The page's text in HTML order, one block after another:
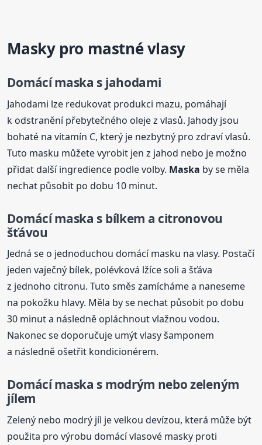
Masky pro mastné vlasy
Domácímaska s jahodami
Jahodami lze redukovat produkci mazu, pomáhají
k odstranění přebytečného oleje z vlasů. Jahody jsou
bohaté na vitamín C, který je nezbytný pro zdraví vlasů.
Tuto masku můžete vyrobit jen z jahod nebo je možno
přidat další ingredience podle volby. Maska by se měla
nechat působit po dobu 10 minut.
Domácímaska s bílkem a citronovou
šťávou
Jedná se o jednoduchou domácí masku na vlasy. Postačí
jeden vaječný bílek, polévková lžíce soli a šťáva
z jednoho citronu. Tuto směs zamícháme a naneseme
na pokožku hlavy. Měla by se nechat působit po dobu
30 minut a následně opláchnout vlažnou vodou.
Nakonec se doporučuje umýt vlasy šamponem
a následně ošetřit kondicionérem.
Domácímaska s modrým nebo zeleným
jílem
Zelený nebo modrý jíl je velkou devízou, která může být
použita pro výrobu domácí vlasové masky proti